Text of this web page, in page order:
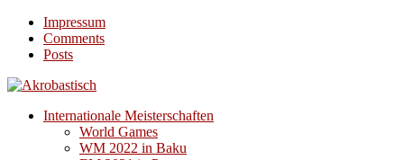
Impressum
Comments
Posts
Internationale Meisterschaften
World Games
WM 2022 in Baku